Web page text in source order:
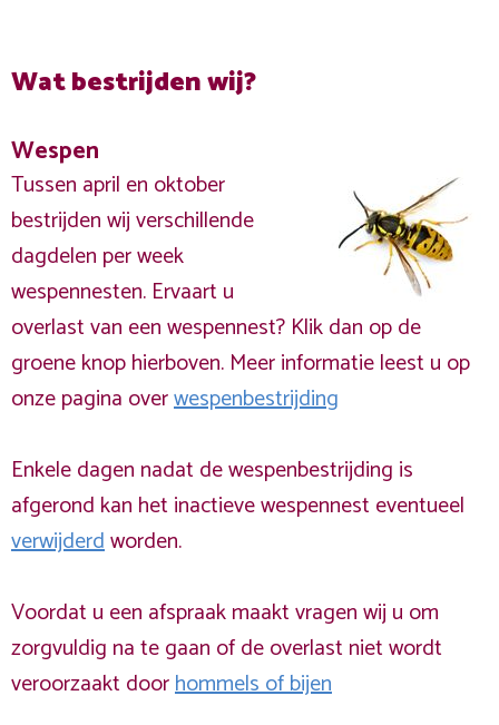
Wat bestrijden wij?
Wespen
Tussen april en oktober
bestrijden wij verschillende
dagdelen per week
wespennesten. Ervaart u
overlast van een wespennest? Klik dan op de
groene knop hierboven. Meer informatie leest u op
onze pagina overwespenbestrijding
Enkele dagen nadat de wespenbestrijding is
afgerond kan het inactieve wespennest eventueel
verwijderdworden.
Voordat u een afspraak maakt vragen wij u om
zorgvuldig na te gaan of de overlast niet wordt
veroorzaakt doorhommels of bijen